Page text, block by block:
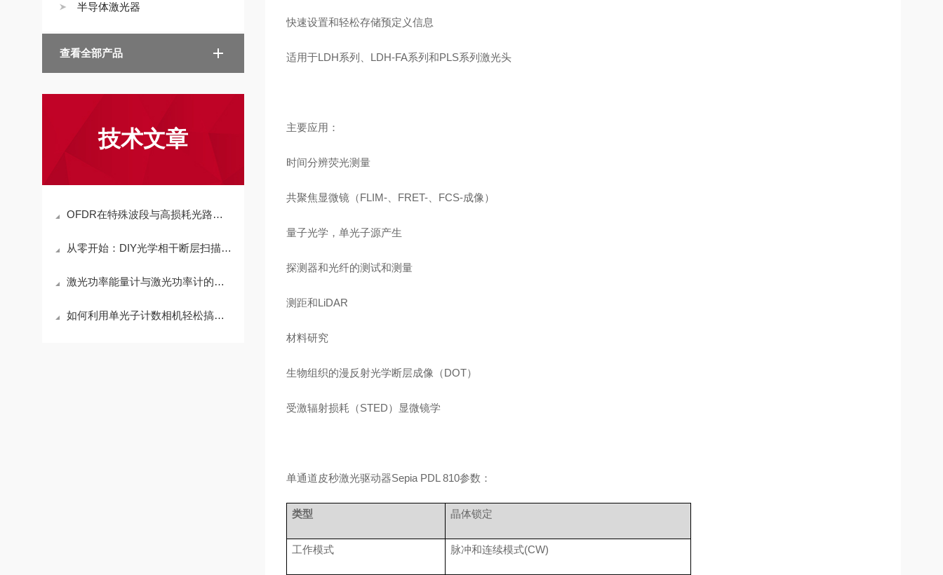
半导体激光器
查看全部产品
技术文章
OFDR在特殊波段与高损耗光路中的长度测量技巧与案例解析
从零开始：DIY光学相干断层扫描系统基础教程
激光功率能量计与激光功率计的区别，别再搞混了
如何利用单光子计数相机轻松搞定FLIM/FRET
快速设置和轻松存储预定义信息
适用于LDH系列、LDH-FA系列和PLS系列激光头
主要应用：
时间分辨荧光测量
共聚焦显微镜（FLIM-、FRET-、FCS-成像）
量子光学，单光子源产生
探测器和光纤的测试和测量
测距和LiDAR
材料研究
生物组织的漫反射光学断层成像（DOT）
受激辐射损耗（STED）显微镜学
单通道皮秒激光驱动器Sepia PDL 810参数：
类型 晶体锁定
工作模式 脉冲和连续模式(CW)